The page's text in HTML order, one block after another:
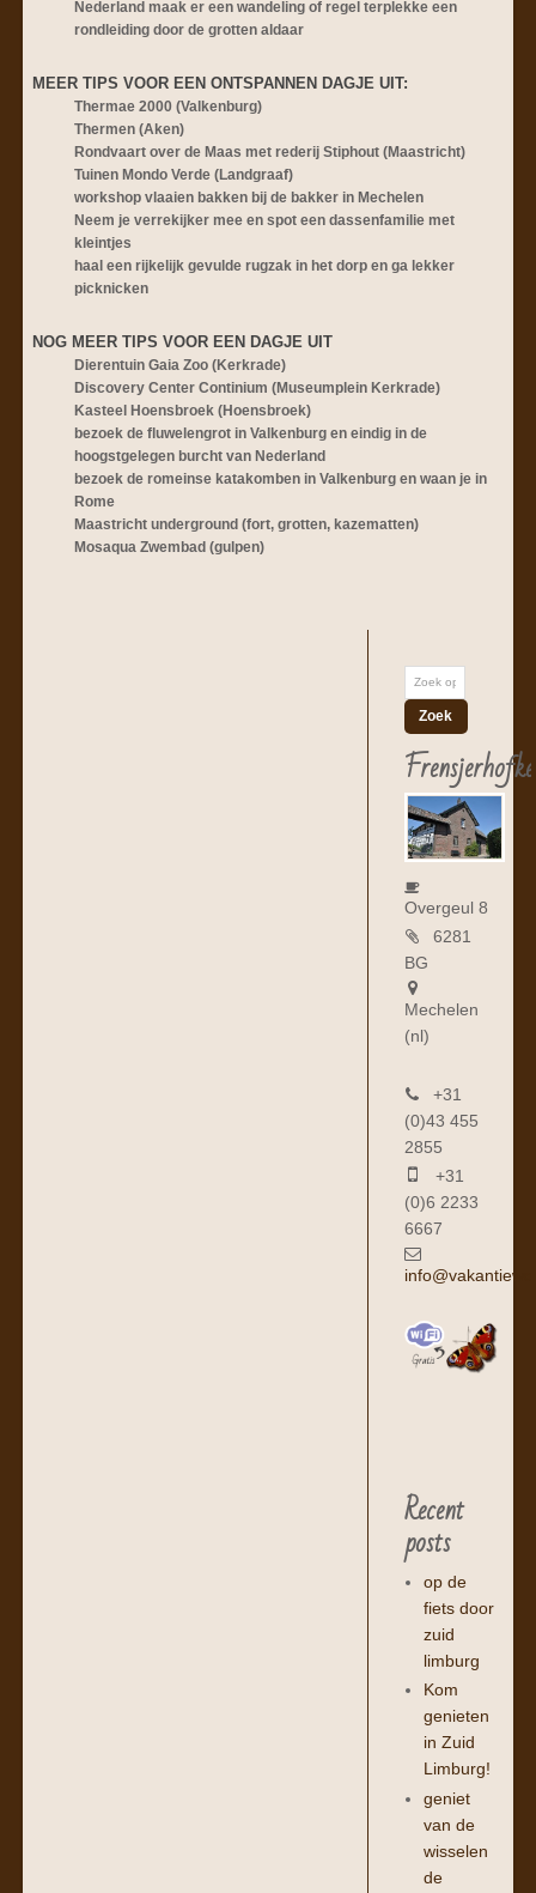
Nederland maak er een wandeling of regel terplekke een
rondleiding door de grotten aldaar
MEER TIPS VOOR EEN ONTSPANNEN DAGJE UIT:
Thermae 2000 (Valkenburg)
Thermen (Aken)
Rondvaart over de Maas met rederij Stiphout (Maastricht)
Tuinen Mondo Verde (Landgraaf)
workshop vlaaien bakken bij de bakker in Mechelen
Neem je verrekijker mee en spot een dassenfamilie met
kleintjes
haal een rijkelijk gevulde rugzak in het dorp en ga lekker
picknicken
NOG MEER TIPS VOOR EEN DAGJE UIT
Dierentuin Gaia Zoo (Kerkrade)
Discovery Center Continium (Museumplein Kerkrade)
Kasteel Hoensbroek (Hoensbroek)
bezoek de fluwelengrot in Valkenburg en eindig in de
hoogstgelegen burcht van Nederland
bezoek de romeinse katakomben in Valkenburg en waan je in
Rome
Maastricht underground (fort, grotten, kazematten)
Mosaqua Zwembad (gulpen)
Frensjerhofke
Overgeul 8
6281
BG
Mechelen
(nl)
+31
(0)43 455
2855
+31
(0)6 2233
6667
Recent
posts
op de
fiets door
zuid
limburg
Kom
genieten
in Zuid
Limburg!
geniet
van de
wisselen
de